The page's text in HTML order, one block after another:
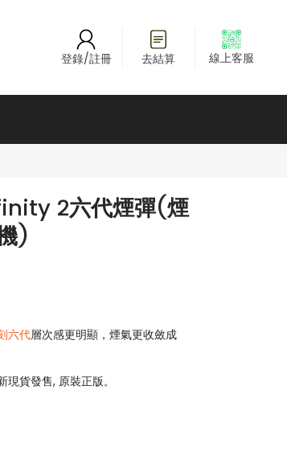
登錄/註冊 去結算 線上客服
2六代煙彈(煙
)
六代層次感更明顯，煙氣更收斂成
現貨發售, 原裝正版。